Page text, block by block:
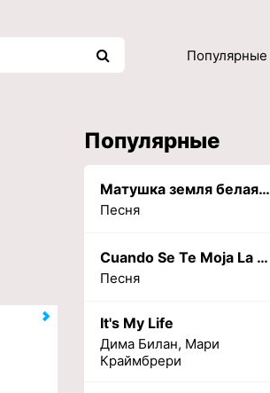
Популярные
Популярные
Матушка земля белая березонька
Песня
Cuando Se Te Moja La Tarea (PHONK) (Slowed + Reverbed)
Песня
It's My Life
Дима Билан, Мари
Краймбрери